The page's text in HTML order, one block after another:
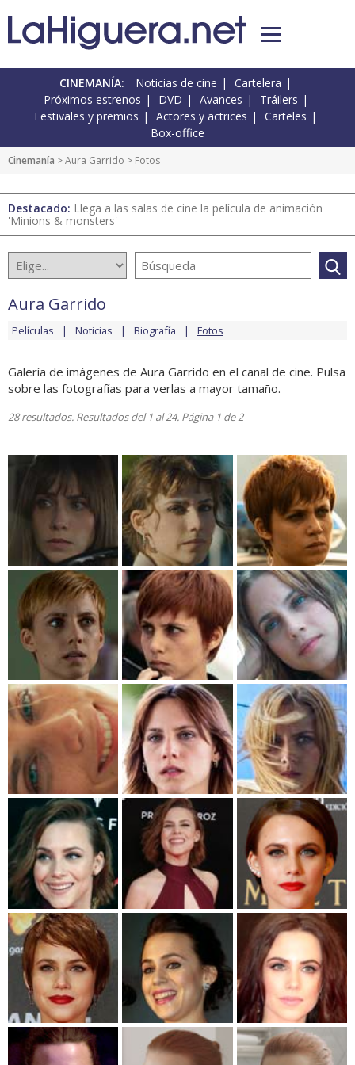
CINEMANÍA: Noticias de cine
Cartelera
Próximos estrenos
DVD Avances
Tráilers
Festivales y premios
Actores y actrices
Carteles
Box-office
Cinemanía >Aura Garrido > Fotos
Destacado: Llega a las salas de cine la película de animación
'Minions & monsters'
Aura Garrido
Películas Noticias Biografía Fotos
Galería de imágenes de Aura Garrido en el canal de cine. Pulsa
sobre las fotografías para verlas a mayor tamaño.
28 resultados. Resultados del 1 al 24. Página 1 de 2